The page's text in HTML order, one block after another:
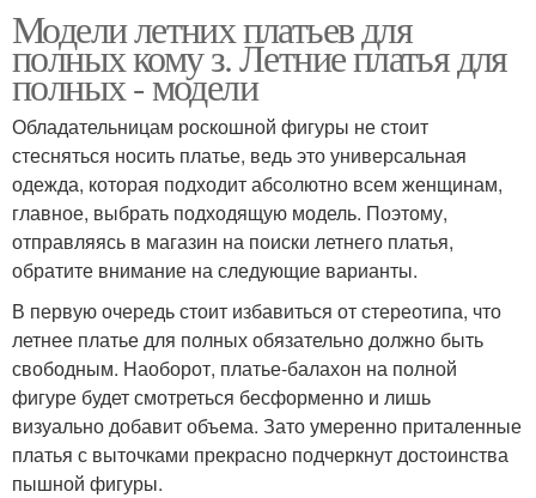
Модели летних платьев для
полных кому з. Летние платья для
полных - модели
Обладательницам роскошной фигуры не стоит
стесняться носить платье, ведь это универсальная
одежда, которая подходит абсолютно всем женщинам,
главное, выбрать подходящую модель. Поэтому,
отправляясь в магазин на поиски летнего платья,
обратите внимание на следующие варианты.
В первую очередь стоит избавиться от стереотипа, что
летнее платье для полных обязательно должно быть
свободным. Наоборот, платье-балахон на полной
фигуре будет смотреться бесформенно и лишь
визуально добавит объема. Зато умеренно приталенные
платья с выточками прекрасно подчеркнут достоинства
пышной фигуры.